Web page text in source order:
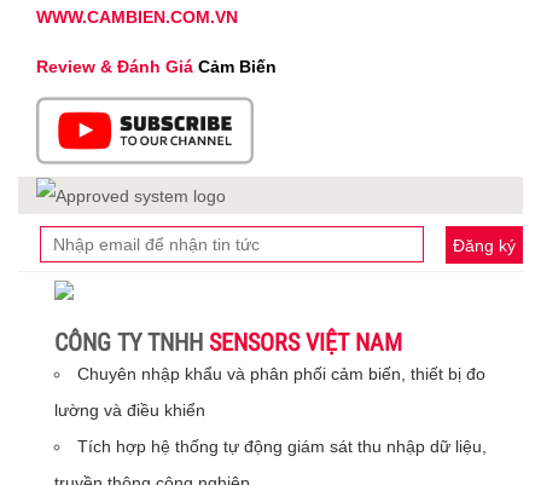
WWW.CAMBIEN.COM.VN
Review & Đánh Giá Cảm Biến
Đăng ký
CÔNG TY TNHH SENSORS VIỆT NAM
Chuyên nhập khẩu và phân phối cảm biến, thiết bị đo
lường và điều khiển
Tích hợp hệ thống tự động giám sát thu nhập dữ liệu,